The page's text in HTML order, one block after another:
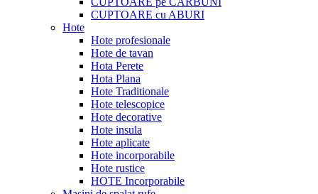
CUPTOARE cu ABURI
Hote
Hote profesionale
Hote de tavan
Hota Perete
Hota Plana
Hote Traditionale
Hote telescopice
Hote decorative
Hote insula
Hote aplicate
Hote incorporabile
Hote rustice
HOTE Incorporabile